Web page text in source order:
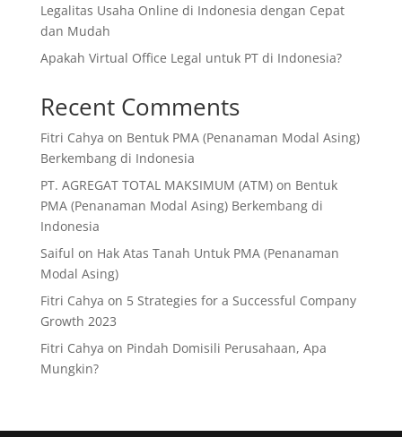
Legalitas Usaha Online di Indonesia dengan Cepat
dan Mudah
Apakah Virtual Office Legal untuk PT di Indonesia?
Recent Comments
Fitri Cahya on Bentuk PMA (Penanaman Modal Asing)
Berkembang di Indonesia
PT. AGREGAT TOTAL MAKSIMUM (ATM)on Bentuk
PMA (Penanaman Modal Asing) Berkembang di
Indonesia
Saiful on Hak Atas Tanah Untuk PMA (Penanaman
Modal Asing)
Fitri Cahya on 5 Strategies for a Successful Company
Growth 2023
Fitri Cahya on Pindah Domisili Perusahaan, Apa
Mungkin?